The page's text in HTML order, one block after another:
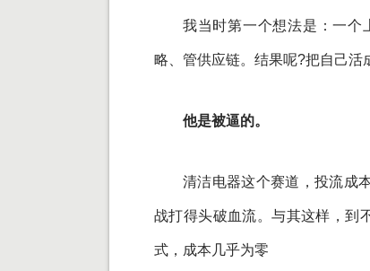
我当时第一个想法是：一个
略、管供应链。结果呢?把自己活
他是被逼的。
清洁电器这个赛道，投流成
战打得头破血流。与其这样，到
式，成本几乎为零